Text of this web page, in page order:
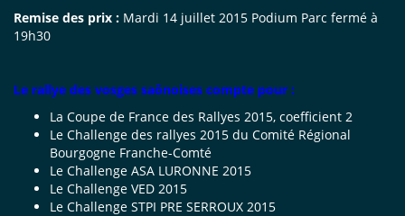
Remise des prix : Mardi 14 juillet 2015 Podium Parc fermé à
19h30
Le rallye des vosges saônoises compte pour :
La Coupe de France des Rallyes 2015, coefficient 2
Le Challenge des rallyes 2015 du Comité Régional
Bourgogne Franche-Comté
Le Challenge ASA LURONNE 2015
Le Challenge VED 2015
Le Challenge STPI PRE SERROUX 2015